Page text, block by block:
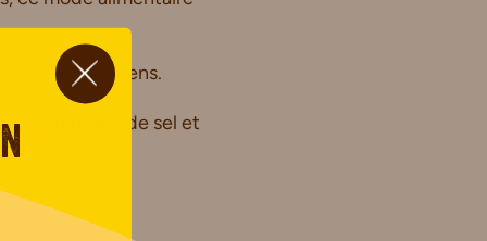
néo-végétariens.
moins de sel et